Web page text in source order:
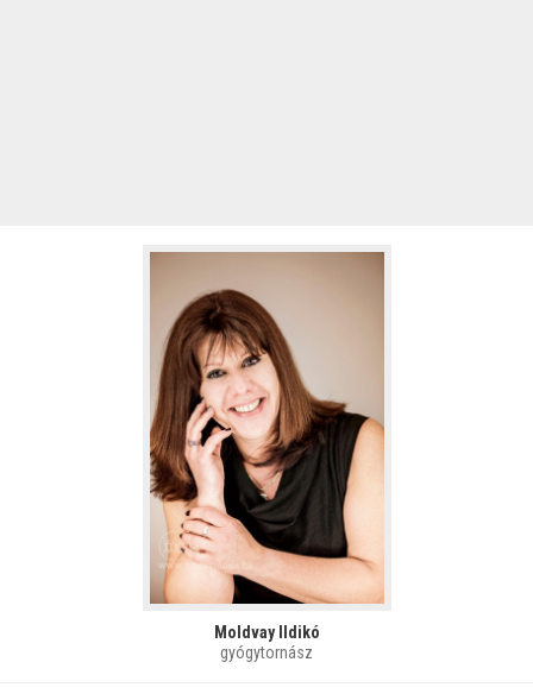
Moldvay Ildikó
gyógytornász